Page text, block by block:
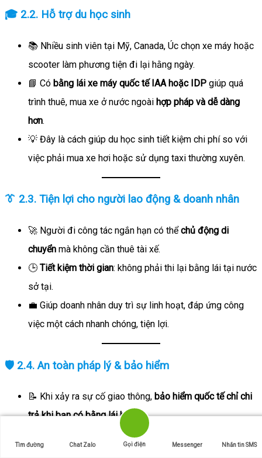
🎓 2.2. Hỗ trợ du học sinh
📚 Nhiều sinh viên tại Mỹ, Canada, Úc chọn xe máy hoặc
scooter làm phương tiện đi lại hằng ngày.
📘 Có bằng lái xe máy quốc tế IAA hoặc IDP giúp quá
trình thuê, mua xe ở nước ngoài hợp pháp và dễ dàng
hơn.
💡 Đây là cách giúp du học sinh tiết kiệm chi phí so với
việc phải mua xe hơi hoặc sử dụng taxi thường xuyên.
👔 2.3. Tiện lợi cho người lao động & doanh nhân
🚀 Người đi công tác ngắn hạn có thểchủ động di
chuyển mà không cần thuê tài xế.
🕒 Tiết kiệm thời gian: không phải thi lại bằng lái tại nước
sở tại.
💼 Giúp doanh nhân duy trì sự linh hoạt, đáp ứng công
việc một cách nhanh chóng, tiện lợi.
🛡️ 2.4. An toàn pháp lý & bảo hiểm
📝 Khi xảy ra sự cố giao thông, bảo hiểm quốc tế chỉ chi
trả khi bạn có bằng lái hợp lệ.
🚫 Không có bằng quốc tế =nguy cơ không được bảo
Tìm đường Chat Zalo Gọi điện Messenger Nhắn tin SMS